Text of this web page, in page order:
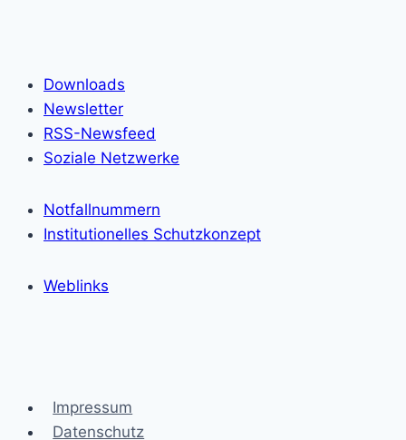
Downloads
Newsletter
RSS-Newsfeed
Soziale Netzwerke
Notfallnummern
Institutionelles Schutzkonzept
Weblinks
Impressum
Datenschutz